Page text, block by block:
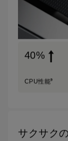
40%
CPU性能9
サクサク